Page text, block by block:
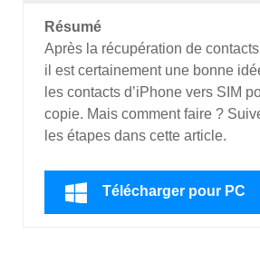
Résumé
Après la récupération de
il est certainement une bonne
les contacts d’iPhone vers SIM
copie. Mais comment faire ?
les étapes dans cette article.
Télécharger pour PC